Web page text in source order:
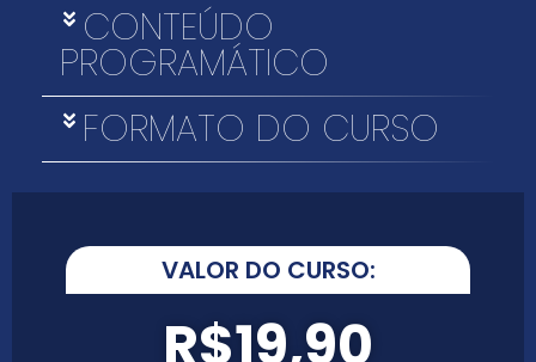
CONTEÚDO
PROGRAMÁTICO
FORMATO DO CURSO
VALOR DO CURSO:
R$19,90